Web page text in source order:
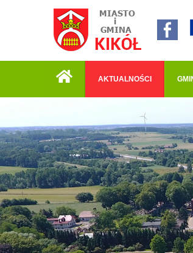
AKTUALNOŚCI